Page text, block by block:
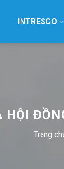
INTRESCO
HỘI
Trang